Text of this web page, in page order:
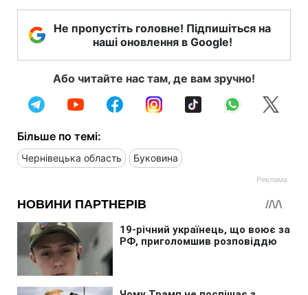
Не пропустіть головне! Підпишіться на
наші оновлення в Google!
Або читайте нас там, де вам зручно!
Більше по темі:
Чернівецька область Буковина